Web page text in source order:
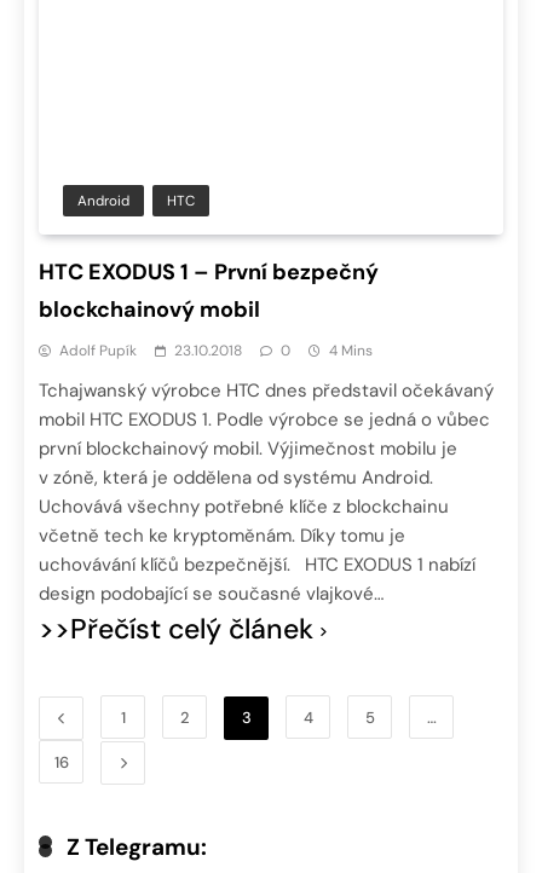
Android HTC
HTC EXODUS 1 – První bezpečný
blockchainový mobil
Adolf Pupík 23.10.2018 0 4 Mins
Tchajwanský výrobce HTC dnes představil očekávaný
mobil HTC EXODUS 1. Podle výrobce se jedná o vůbec
první blockchainový mobil. Výjimečnost mobilu je
v zóně, která je oddělena od systému Android.
Uchovává všechny potřebné klíče z blockchainu
včetně tech ke kryptoměnám. Díky tomu je
uchovávání klíčů bezpečnější. HTC EXODUS 1 nabízí
design podobající se současné vlajkové…
>>Přečíst celý článek
1 2 3 4 5 …
16
Z Telegramu: